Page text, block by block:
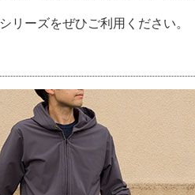
リーズをぜひご利用ください。